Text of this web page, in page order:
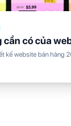
có của
kế website bán hàng